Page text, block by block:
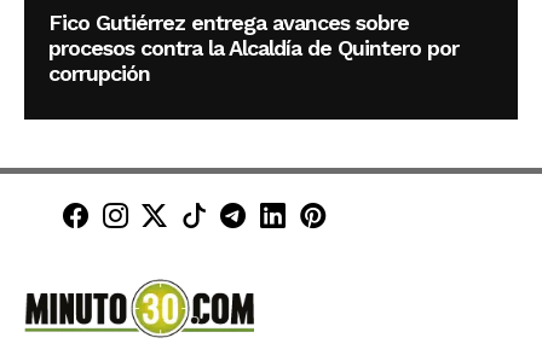
Fico Gutiérrez entrega avances sobre
procesos contra la Alcaldía de Quintero por
corrupción
Minuto30 en Facebook
Minuto30 en Instagram
Minuto30 en X (Twitter)
Minuto30 en TikTok
Canal de Minuto30 en
Minuto30 en LinkedIn
Minuto30 en